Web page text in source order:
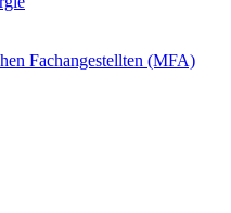
Fachangestellten (MFA)